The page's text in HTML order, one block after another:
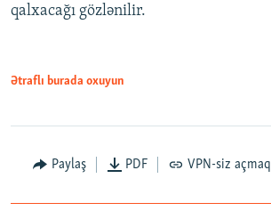
qalxacağı gözlənilir.
Ətraflı burada oxuyun
Paylaş PDF VPN-siz açmaq